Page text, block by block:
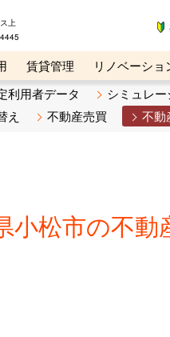
上
賃貸管理 リノベーショ
ンマガジンBiz 不動産売却
利用者データ
シミュレ
え 不動産売買 不動
小松市の不動